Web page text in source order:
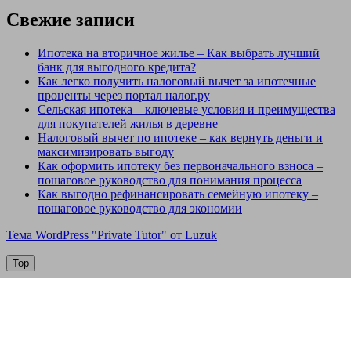
Свежие записи
Ипотека на вторичное жилье – Как выбрать лучший
банк для выгодного кредита?
Как легко получить налоговый вычет за ипотечные
проценты через портал налог.ру
Сельская ипотека – ключевые условия и преимущества
для покупателей жилья в деревне
Налоговый вычет по ипотеке – как вернуть деньги и
максимизировать выгоду
Как оформить ипотеку без первоначального взноса –
пошаговое руководство для понимания процесса
Как выгодно рефинансировать семейную ипотеку –
пошаговое руководство для экономии
Тема WordPress "Private Tutor" от Luzuk
Top